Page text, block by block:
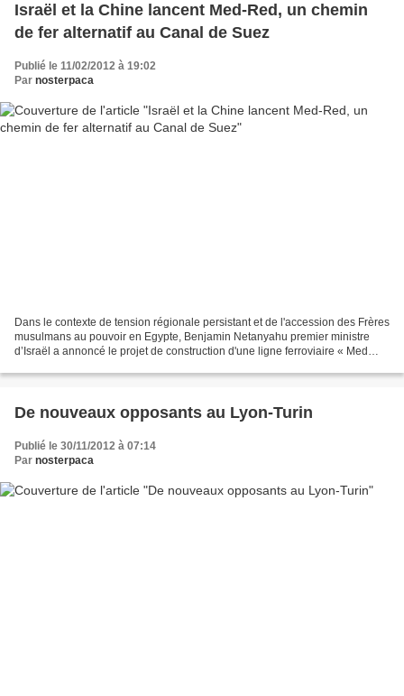
Israël et la Chine lancent Med-Red, un chemin
de fer alternatif au Canal de Suez
Publié le 11/02/2012 à 19:02
Par nosterpaca
Dans le contexte de tension régionale persistant et de l'accession des Frères
musulmans au pouvoir en Egypte, Benjamin Netanyahu premier ministre
d’Israël a annoncé le projet de construction d'une ligne ferroviaire « Med
De nouveaux opposants au Lyon-Turin
Publié le 30/11/2012 à 07:14
Par nosterpaca